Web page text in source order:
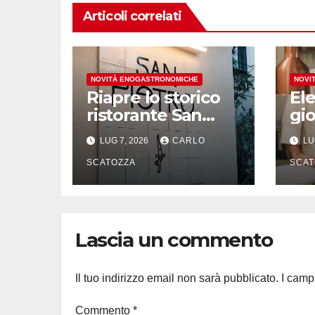
Articoli correlati
NOVITÀ ENOGASTRONOMICHE
Riapre lo storico
ristorante San
Pietro a Cetara,
investe il gruppo
Armatore
LUG 7, 2026 CARLO
SCATOZZA
Lascia un commento
Il tuo indirizzo email non sarà pubblicato. I
Commento *